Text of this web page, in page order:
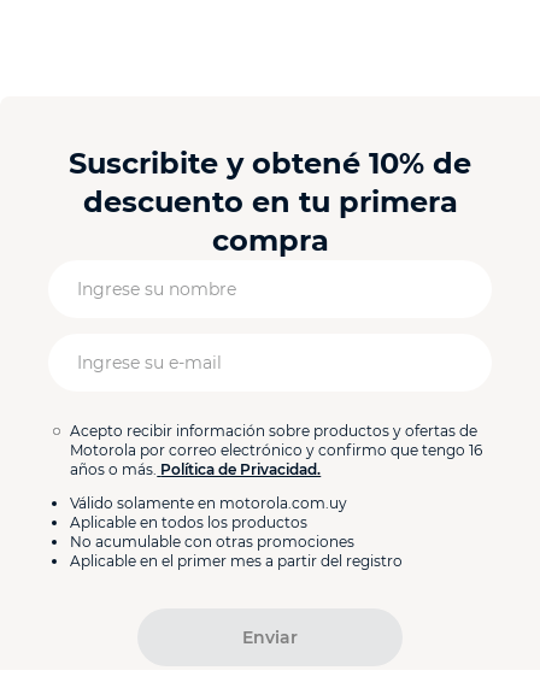
Suscribite y obtené 10% de
descuento en tu primera
compra
Enviar
Acepto recibir información sobre productos y ofertas de
Motorola por correo electrónico y confirmo que tengo 16
años o más. Política de Privacidad.
Válido solamente en motorola.com.uy
Aplicable en todos los productos
No acumulable con otras promociones
Aplicable en el primer mes a partir del registro